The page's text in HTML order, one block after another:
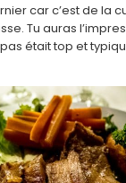
car c’est de la
Tu auras
était top et